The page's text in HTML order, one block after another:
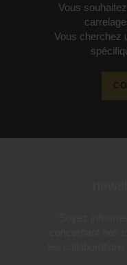
Vous
Vous cherchez